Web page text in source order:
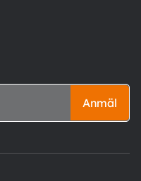
Anmäl